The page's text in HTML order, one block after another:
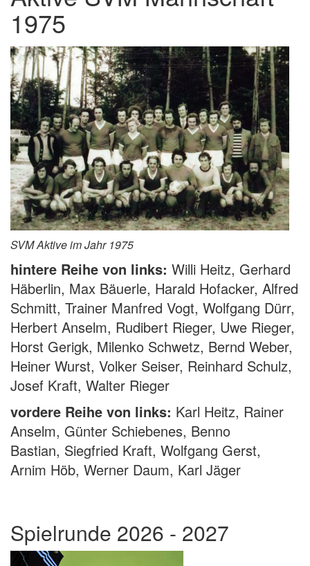
1975
SVM Aktive im Jahr 1975
hintere Reihe von links: Willi Heitz, Gerhard
Häberlin, Max Bäuerle, Harald Hofacker, Alfred
Schmitt, Trainer Manfred Vogt, Wolfgang Dürr,
Herbert Anselm, Rudibert Rieger, Uwe Rieger,
Horst Gerigk, Milenko Schwetz, Bernd Weber,
Heiner Wurst, Volker Seiser, Reinhard Schulz,
Josef Kraft, Walter Rieger
vordere Reihe von links: Karl Heitz, Rainer
Anselm, Günter Schiebenes, Benno
Bastian, Siegfried Kraft, Wolfgang Gerst,
Arnim Höb, Werner Daum, Karl Jäger
Spielrunde 2026 - 2027